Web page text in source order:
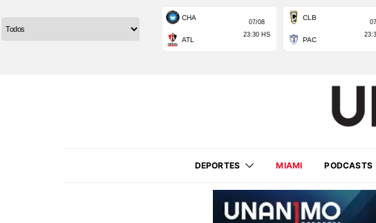
DEPORTES MIAMI PODCASTS